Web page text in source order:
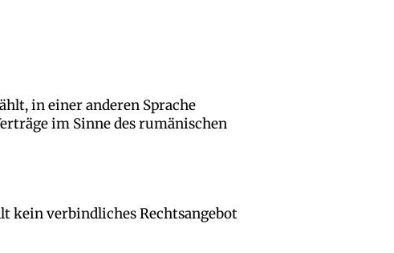
in einer anderen Sprache
im Sinne des rumänischen
kein verbindliches Rechtsangebot